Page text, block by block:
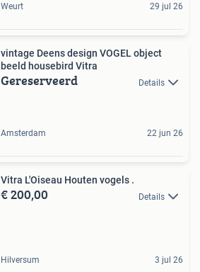
Weurt 29 jul 26
vintage Deens design VOGEL object
beeld housebird Vitra
Gereserveerd Details
Amsterdam 22 jun 26
Vitra L'Oiseau Houten vogels .
€ 200,00 Details
Hilversum 3 jul 26